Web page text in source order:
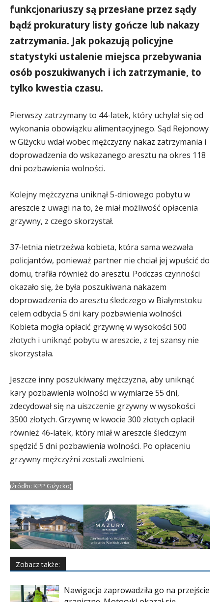
funkcjonariuszy są przesłane przez sądy
bądź prokuratury listy gończe lub nakazy
zatrzymania. Jak pokazują policyjne
statystyki ustalenie miejsca przebywania
osób poszukiwanych i ich zatrzymanie, to
tylko kwestia czasu.
Pierwszy zatrzymany to 44-latek, który uchylał się od
wykonania obowiązku alimentacyjnego. Sąd Rejonowy
w Giżycku wdał wobec mężczyzny nakaz zatrzymania i
doprowadzenia do wskazanego aresztu na okres 118
dni pozbawienia wolności.
Kolejny mężczyzna uniknął 5-dniowego pobytu w
areszcie z uwagi na to, że miał możliwość opłacenia
grzywny, z czego skorzystał.
37-letnia nietrzeźwa kobieta, która sama wezwała
policjantów, ponieważ partner nie chciał jej wpuścić do
domu, trafiła również do aresztu. Podczas czynności
okazało się, że była poszukiwana nakazem
doprowadzenia do aresztu śledczego w Białymstoku
celem odbycia 5 dni kary pozbawienia wolności.
Kobieta mogła opłacić grzywnę w wysokości 500
złotych i uniknąć pobytu w areszcie, z tej szansy nie
skorzystała.
Jeszcze inny poszukiwany mężczyzna, aby uniknąć
kary pozbawienia wolności w wymiarze 55 dni,
zdecydował się na uiszczenie grzywny w wysokości
3500 złotych. Grzywnę w kwocie 300 złotych opłacił
również 46-latek, który miał w areszcie śledczym
spędzić 5 dni pozbawienia wolności. Po opłaceniu
grzywny mężczyźni zostali zwolnieni.
(źródło: KPP Giżycko)
Zobacz także:
Nawigacja zaprowadziła go na przejście